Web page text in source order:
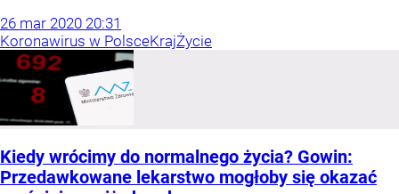
26 mar 2020 20:31
Koronawirus w PolsceKrajŻycie
Kiedy wrócimy do normalnego życia? Gowin:
Przedawkowane lekarstwo mogłoby się okazać